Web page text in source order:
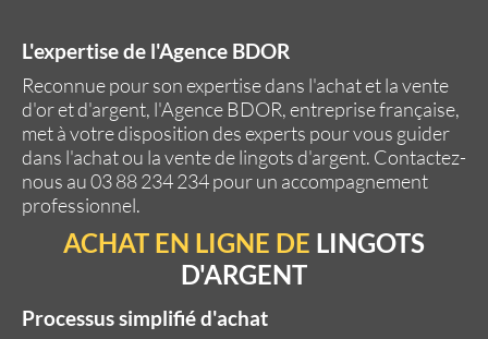
L'expertise de l'Agence BDOR
Reconnue pour son expertise dans l'achat et la vente
d'or et d'argent, l'Agence BDOR, entreprise française,
met à votre disposition des experts pour vous guider
dans l'achat ou la vente de lingots d'argent. Contactez-
nous au 03 88 234 234 pour un accompagnement
professionnel.
ACHAT EN LIGNE DE LINGOTS
D'ARGENT
Processus simplifié d'achat